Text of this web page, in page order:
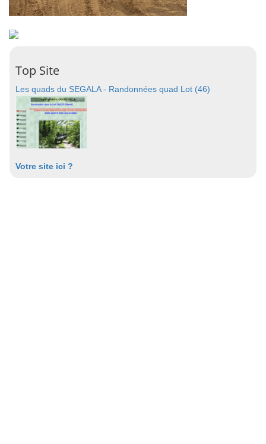
Top Site
Les quads du SEGALA - Randonnées quad Lot (46)
Votre site ici ?